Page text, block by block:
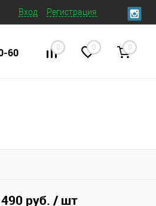
Вход Регистрация
0 0 0
руб. / шт